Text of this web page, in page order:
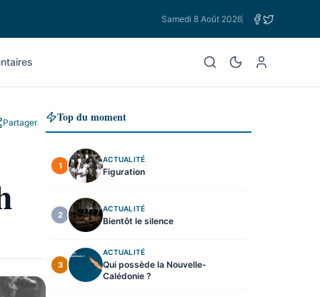
Samedi 8 Août 2026
Partager Top du moment
1
ACTUALITÉ
Figuration
2
ACTUALITÉ
Bientôt le silence
3
ACTUALITÉ
Qui possède la Nouvelle-
Calédonie ?